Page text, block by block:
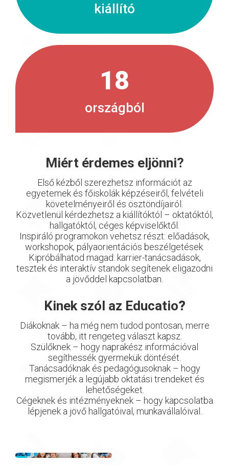
kiállító
18
országból
Miért érdemes eljönni?
Első kézből szerezhetsz információt az
egyetemek és főiskolák képzéseiről, felvételi
követelményeiről és ösztöndíjairól.
Közvetlenül kérdezhetsz a kiállítóktól – oktatóktól,
hallgatóktól, céges képviselőktől.
Inspiráló programokon vehetsz részt: előadások,
workshopok, pályaorientációs beszélgetések.
Kipróbálhatod magad: karrier-tanácsadások,
tesztek és interaktív standok segítenek eligazodni
a jövőddel kapcsolatban.
Kinek szól az Educatio?
Diákoknak – ha még nem tudod pontosan, merre
tovább, itt rengeteg választ kapsz.
Szülőknek – hogy naprakész információval
segíthessék gyermekük döntését.
Tanácsadóknak és pedagógusoknak – hogy
megismerjék a legújabb oktatási trendeket és
lehetőségeket.
Cégeknek és intézményeknek – hogy kapcsolatba
lépjenek a jövő hallgatóival, munkavállalóival.